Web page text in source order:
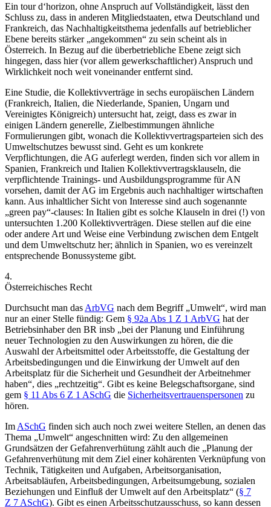
Ein tour d‘horizon, ohne Anspruch auf Vollständigkeit, lässt den
Schluss zu, dass in anderen Mitgliedstaaten, etwa Deutschland und
Frankreich, das Nachhaltigkeitsthema jedenfalls auf betrieblicher
Ebene bereits stärker „angekommen“ zu sein scheint als in
Österreich. In Bezug auf die überbetriebliche Ebene zeigt sich
hingegen, dass hier (vor allem gewerkschaftlicher) Anspruch und
Wirklichkeit noch weit voneinander entfernt sind.
Eine Studie, die Kollektivverträge in sechs europäischen Ländern
(Frankreich, Italien, die Niederlande, Spanien, Ungarn und
Vereinigtes Königreich) untersucht hat, zeigt, dass es zwar in
einigen Ländern generelle, Zielbestimmungen ähnliche
Formulierungen gibt, wonach die Kollektivvertragsparteien sich des
Umweltschutzes bewusst sind. Geht es um konkrete
Verpflichtungen, die AG auferlegt werden, finden sich vor allem in
Spanien, Frankreich und Italien Kollektivvertragsklauseln, die
verpflichtende Trainings- und Ausbildungsprogramme für AN
vorsehen, damit der AG im Ergebnis auch nachhaltiger wirtschaften
kann. Aus inhaltlicher Sicht von Interesse sind auch sogenannte
„green pay“-clauses: In Italien gibt es solche Klauseln in drei (!) von
untersuchten 1.200 Kollektivverträgen. Diese stellen auf die eine
oder andere Art und Weise eine Verbindung zwischen dem Entgelt
und dem Umweltschutz her; ähnlich in Spanien, wo es vereinzelt
entsprechende Bonussysteme gibt.
4.
Österreichisches Recht
Durchsucht man das ArbVG nach dem Begriff „Umwelt“, wird man
nur an einer Stelle fündig: Gem § 92a Abs 1 Z 1 ArbVG hat der
Betriebsinhaber den BR insb „bei der Planung und Einführung
neuer Technologien zu den Auswirkungen zu hören, die die
Auswahl der Arbeitsmittel oder Arbeitsstoffe, die Gestaltung der
Arbeitsbedingungen und die Einwirkung derUmwelt auf den
Arbeitsplatz für die Sicherheit und Gesundheit der Arbeitnehmer
haben“, dies „rechtzeitig“. Gibt es keine Belegschaftsorgane, sind
gem § 11 Abs 6 Z 1 ASchG die Sicherheitsvertrauenspersonen zu
hören.
Im ASchG finden sich auch noch zwei weitere Stellen, an denen das
Thema „Umwelt“ angeschnitten wird: Zu den allgemeinen
Grundsätzen der Gefahrenverhütung zählt auch die „Planung der
Gefahrenverhütung mit dem Ziel einer kohärenten Verknüpfung von
Technik, Tätigkeiten und Aufgaben, Arbeitsorganisation,
Arbeitsabläufen, Arbeitsbedingungen, Arbeitsumgebung, sozialen
Beziehungen und Einfluß der Umwelt auf den Arbeitsplatz“ (§ 7
Z 7 ASchG). Gibt es einen Arbeitsschutzausschuss, so kann dessen